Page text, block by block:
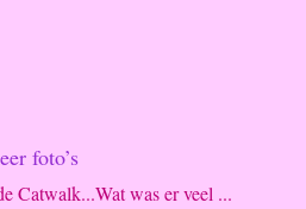
foto’s
Catwalk...Wat was er veel ...